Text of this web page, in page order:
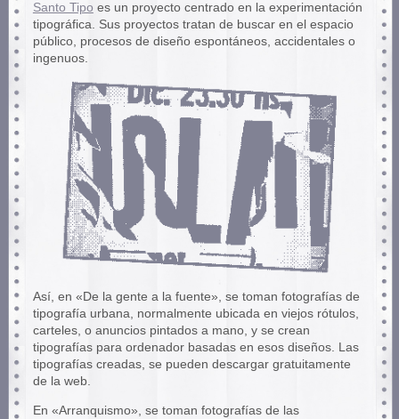
Santo Tipo es un proyecto centrado en la experimentación
tipográfica. Sus proyectos tratan de buscar en el espacio
público, procesos de diseño espontáneos, accidentales o
ingenuos.
Así, en «De la gente a la fuente», se toman fotografías de
tipografía urbana, normalmente ubicada en viejos rótulos,
carteles, o anuncios pintados a mano, y se crean
tipografías para ordenador basadas en esos diseños. Las
tipografías creadas, se pueden descargar gratuitamente
de la web.
En «Arranquismo», se toman fotografías de las